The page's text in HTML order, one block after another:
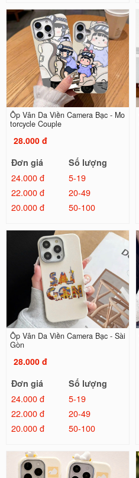
Ốp Vân Da Viền Camera Bạc - Mo
torcycle Couple
28.000 đ
Đơn giá
Số lượng
24.000 đ
5-19
22.000 đ
20-49
20.000 đ
50-100
Ốp Vân Da Viền Camera Bạc - Sài
Gòn
28.000 đ
Đơn giá
Số lượng
24.000 đ
5-19
22.000 đ
20-49
20.000 đ
50-100